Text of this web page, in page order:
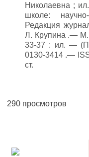
Николаевна ;
школе:
Редакция
Л. Крупина .—
33-37 : ил. —
0130-3414 .—
ст.
290 просмотров